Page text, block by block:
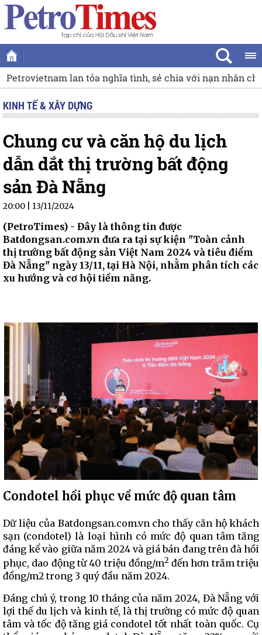
nạn nhân chất độc da cam [VIDEO] Petrovietnam
KINH TẾ & XÂY DỰNG
Chung cư và căn hộ du lịch
dẫn dắt thị trường bất động
sản Đà Nẵng
20:00 | 13/11/2024
(PetroTimes) - Đây là thông tin được
Batdongsan.com.vn đưa ra tại sự kiện "Toàn cảnh
thị trường bất động sản Việt Nam 2024 và tiêu điểm
Đà Nẵng" ngày 13/11, tại Hà Nội, nhằm phân tích các
xu hướng và cơ hội tiềm năng.
Condotel hồi phục về mức độ quan tâm
Dữ liệu của Batdongsan.com.vn cho thấy căn hộ khách
sạn (condotel) là loại hình có mức độ quan tâm tăng
đáng kể vào giữa năm 2024 và giá bán đang trên đà hồi
phục, dao động từ 40 triệu đồng/m2 đến hơn trăm triệu
đồng/m2 trong 3 quý đầu năm 2024.
Đáng chú ý, trong 10 tháng của năm 2024, Đà Nẵng với
lợi thế du lịch và kinh tế, là thị trường có mức độ quan
tâm và tốc độ tăng giá condotel tốt nhất toàn quốc. Cụ